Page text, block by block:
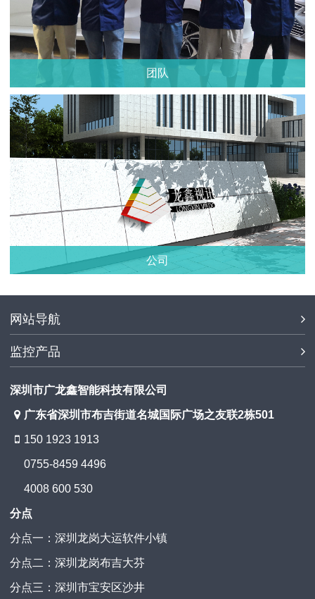
团队
公司
网站导航
监控产品
深圳市广龙鑫智能科技有限公司
广东省深圳市布吉街道名城国际广场之友联2栋501
150 1923 1913
0755-8459 4496
4008 600 530
分点
分点一：深圳龙岗大运软件小镇
分点二：深圳龙岗布吉大芬
分点三：深圳市宝安区沙井